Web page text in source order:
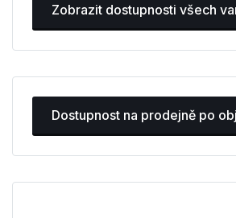
Zobrazit dostupnosti všech
Dostupnost na prodejně po